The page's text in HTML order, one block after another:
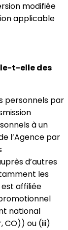
modifiée
applicable
t-elle des
personnels par
à un
l’Agence par
d’autres
les
affiliée
national
CO)) ou (iii)